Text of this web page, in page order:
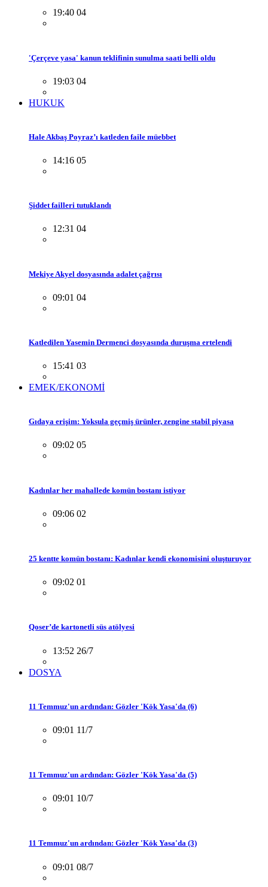
19:40 04
'Çerçeve yasa' kanun teklifinin sunulma saati belli oldu
19:03 04
HUKUK
Hale Akbaş Poyraz’ı katleden faile müebbet
14:16 05
Şiddet failleri tutuklandı
12:31 04
Mekiye Akyel dosyasında adalet çağrısı
09:01 04
Katledilen Yasemin Dermenci dosyasında duruşma ertelendi
15:41 03
EMEK/EKONOMİ
Gıdaya erişim: Yoksula geçmiş ürünler, zengine stabil piyasa
09:02 05
Kadınlar her mahallede komün bostanı istiyor
09:06 02
25 kentte komün bostanı: Kadınlar kendi ekonomisini oluşturuyor
09:02 01
Qoser’de kartonetli süs atölyesi
13:52 26/7
DOSYA
11 Temmuz'un ardından: Gözler 'Kök Yasa'da (6)
09:01 11/7
11 Temmuz'un ardından: Gözler 'Kök Yasa'da (5)
09:01 10/7
11 Temmuz'un ardından: Gözler 'Kök Yasa'da (3)
09:01 08/7